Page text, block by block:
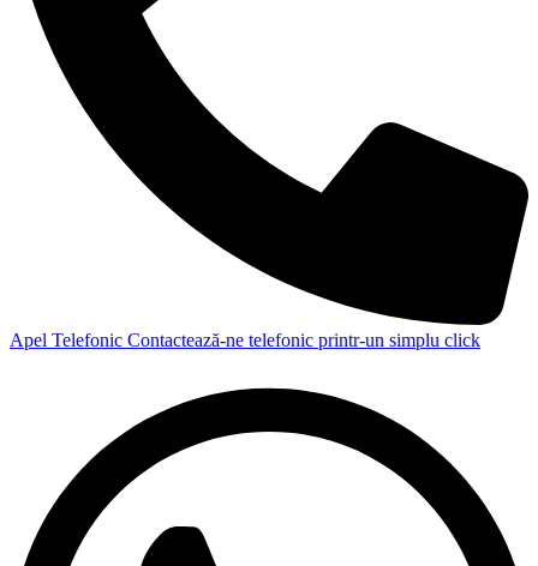
Apel Telefonic Contactează-ne telefonic printr-un simplu click